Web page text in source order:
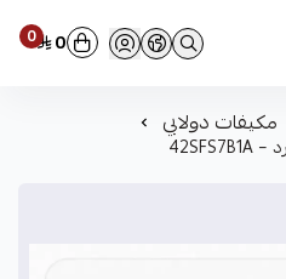
0 0
مكيفات دولابي